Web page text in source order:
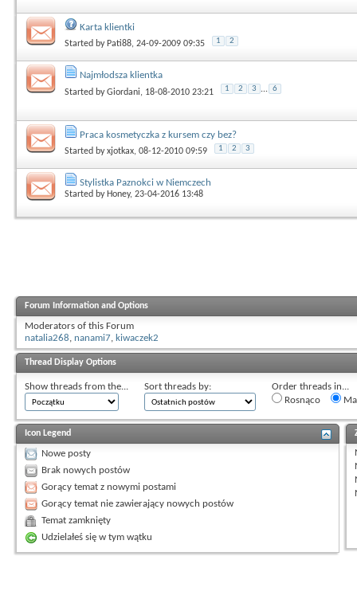
Karta klientki
Started by Pati88, 24-09-2009 09:35 1 2
Najmłodsza klientka
Started byGiordani, 18-08-2010 23:21 1 2 3 ... 6
Praca kosmetyczka z kursem czy bez?
Started byxjotkax, 08-12-2010 09:59 1 2 3
Stylistka Paznokci w Niemczech
Started by Honey, 23-04-2016 13:48
Forum Information and Options
Moderators of this Forum
natalia268, nanami7, kiwaczek2
Thread Display Options
Show threads from the... Sort threads by:
Order threads in...
Rosnąco
Icon Legend
Nowe posty
Brak nowych postów
Gorący temat z nowymi postami
Gorący temat nie zawierający nowych postów
Temat zamknięty
Udzielałeś się w tym wątku